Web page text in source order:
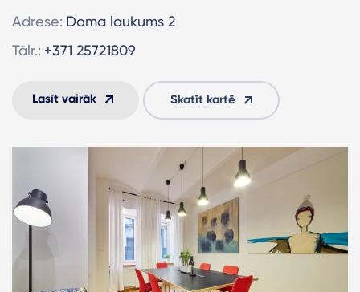
Adrese: Doma laukums 2
Tālr.: +371 25721809
Lasīt vairāk Skatīt kartē